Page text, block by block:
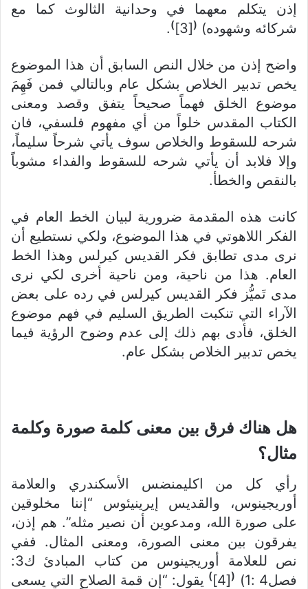
إذن يتكلم معهما في وحدانية الثالوث كما مع
شركائه وشهوده) (
[3]
)
.
واضح إذن من خلال النص السابق أن هذا الموضوع
يخص تدبير الخلاص بشكل عام وبالتالي فمن فَهِمَ
موضوع الخلق فهماً صحيحاً يتفق وقصد ومعنى
الكتاب المقدس خلواً من أي مفهوم فلسفي، فان
شرحه للسقوط والخلاص سوف يأتي شرحاً سليماً،
وإلا فلابد أن يأتي شرحه للسقوط والفداء مشوباً
بالنقص والخطأ.
كانت هذه المقدمة ضرورية لبيان الخط العام في
الفكر اللاهوتي في هذا الموضوع، ولكي نستطيع أن
نرى مدى تطابق فكر القديس كيرلس وهذا الخط
العام. هذا من ناحية، ومن ناحية أخرى لكي نرى
مدى تَميُّز فكر القديس كيرلس في رده على بعض
الآراء التي تنكبت الطريق السليم في فهم موضوع
الخلق، فأدى بهم ذلك إلى عدم وضوح الرؤية فيما
يخص تدبير الخلاص بشكل عام.
هل هناك فرق بين معنى كلمة صورة وكلمة
مثال؟
رأي كل من اكليمنضس الأسكندري والعلامة
أوريجينوس، والقديس إيرينيئوس “إننا مخلوقين
على صورة الله، ومدعوين أن نصير مثله”. هم إذن،
يفرقون بين معنى الصورة، ومعنى المثال. ففي
نص للعلامة أوريجينوس من كتاب المبادئ ك3:
فصل4 :1)
(
[4]
) يقول: “إن قمة الصلاح التي يسعى